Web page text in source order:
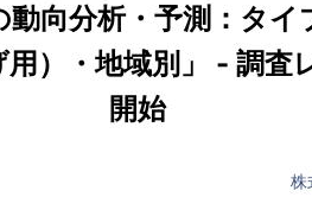
動向分析・予測：タ
）・地域別」 - 調査
開始
株